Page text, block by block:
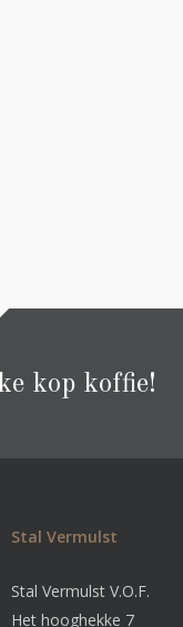
kop koffie!
Stal Vermulst
Stal Vermulst V.O.F.
Het hooghekke 7